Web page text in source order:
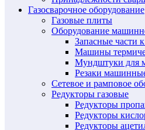
Газосварочное оборудование
Газовые плиты
Оборудование
Запасные части
Машины
Мундштуки для
Резаки
Сетевое и рамповое
Редукторы газовые
Редукторы
Редукторы
Редукторы